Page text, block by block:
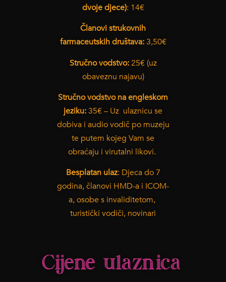
dvoje djece): 14€
Članovi strukovnih
farmaceutskih društava:3,50€
Stručno vodstvo:25€ (uz
obaveznu najavu)
Stručno vodstvo na engleskom
jeziku:35€ – Uz ulaznicu se
dobiva i audio vodič po muzeju
te putem kojeg Vam se
obraćaju i virutalni likovi.
Besplatan ulaz: Djeca do 7
godina, članovi HMD-a i ICOM-
a, osobe s invaliditetom,
turistički vodiči, novinari
Cijene ulaznica